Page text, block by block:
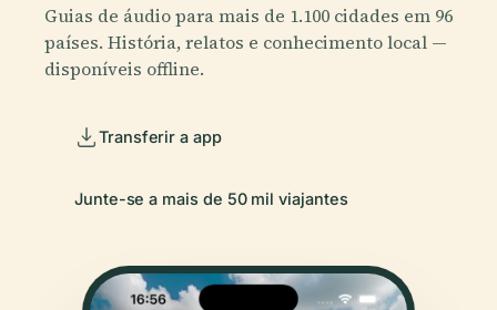
Guias de áudio para mais de 1.100 cidades em 96
países. História, relatos e conhecimento local —
disponíveis offline.
Transferir a app
Junte-se a mais de 50 mil viajantes